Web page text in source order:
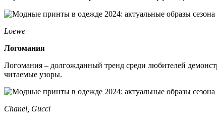
Loewe
Логомания
Логомания – долгожданный тренд среди любителей
читаемые узоры.
Chanel, Gucci